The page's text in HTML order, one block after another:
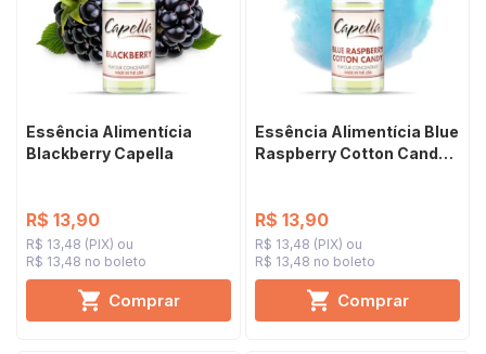
Essência Alimentícia
Blackberry Capella
R$ 13,90
R$ 13,48 (PIX)
R$ 13,48 no boleto
Comprar
Essência Alimentícia Blue
Raspberry Cotton Candy
R$ 13,90
R$ 13,48 (PIX)
R$ 13,48 no boleto
Comprar